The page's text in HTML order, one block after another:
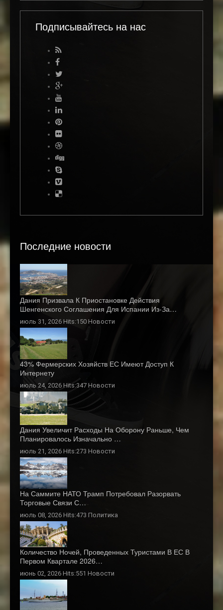
Подписывайтесь на нас
Последние новости
Дания Призвала К Приостановке Действия
Шенгенского Соглашения Для Испании Из-За…
июль 31, 2026 Hits:150 Новости
43% Фермерских Хозяйств ЕС Имеют Доступ К
Интернету
июль 24, 2026 Hits:347 Новости
Дания Увеличит Расходы На Оборону Раньше, Чем
Планировалось Изначально …
июль 21, 2026 Hits:273 Новости
На Саммите НАТО Трамп Потребовал Разорвать
Торговые Связи С…
июль 08, 2026 Hits:473 Политика
Количество Ночей, Проведенных Туристами В ЕС В
Первом Квартале 2026…
июнь 02, 2026 Hits:551 Новости